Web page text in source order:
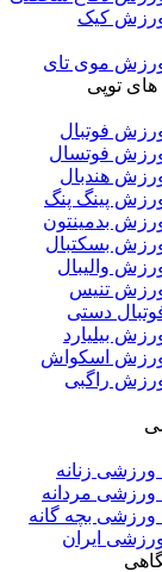
ورزش کیک
ورزش موی تای
توپی
فوتبال
ورزش فوتسال
هندبال
پینگ پنگ
بدمینتون
ورزش بسکتبال
والیبال
ورزش تنیس
دستی
بیلیارد
ورزش اسکواش
ورزش راگبی
ورزشی زنانه
ورزشی مردانه
ورزشی بچه گانه
ایران